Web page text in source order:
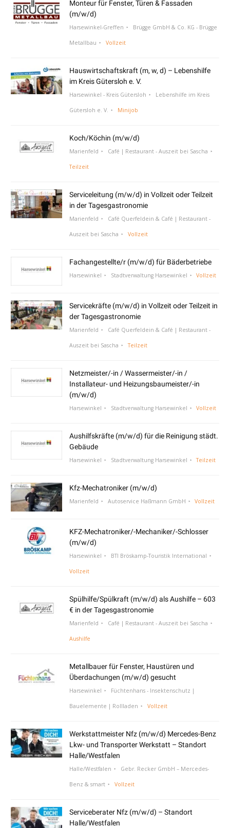
Monteur für Fenster, Türen & Fassaden
(m/w/d)
Harsewinkel-Greffen Brügge GmbH & Co. KG - Brügge
Metallbau Vollzeit
Hauswirtschaftskraft (m, w, d) – Lebenshilfe
im Kreis Gütersloh e. V.
Harsewinkel - Kreis Gütersloh Lebenshilfe im Kreis
Gütersloh e. V. Minijob
Koch/Köchin (m/w/d)
Marienfeld Café | Restaurant - Auszeit bei Sascha
Teilzeit
Serviceleitung (m/w/d) in Vollzeit oder Teilzeit
in der Tagesgastronomie
Marienfeld Café Querfeldein & Café | Restaurant -
Auszeit bei Sascha Vollzeit
Fachangestellte/r (m/w/d) für Bäderbetriebe
Harsewinkel Stadtverwaltung Harsewinkel Vollzeit
Servicekräfte (m/w/d) in Vollzeit oder Teilzeit in
der Tagesgastronomie
Marienfeld Café Querfeldein & Café | Restaurant -
Auszeit bei Sascha Teilzeit
Netzmeister/-in / Wassermeister/-in /
Installateur- und Heizungsbaumeister/-in
(m/w/d)
Harsewinkel Stadtverwaltung Harsewinkel Vollzeit
Aushilfskräfte (m/w/d) für die Reinigung städt.
Gebäude
Harsewinkel Stadtverwaltung Harsewinkel Teilzeit
Kfz-Mechatroniker (m/w/d)
Marienfeld Autoservice Haßmann GmbH Vollzeit
KFZ-Mechatroniker/-Mechaniker/-Schlosser
(m/w/d)
Harsewinkel BTI Bröskamp-Touristik International
Vollzeit
Spülhilfe/Spülkraft (m/w/d) als Aushilfe – 603
€ in der Tagesgastronomie
Marienfeld Café | Restaurant - Auszeit bei Sascha
Aushilfe
Metallbauer für Fenster, Haustüren und
Überdachungen (m/w/d) gesucht
Harsewinkel Füchtenhans - Insektenschutz |
Bauelemente | Rollladen Vollzeit
Werkstattmeister Nfz (m/w/d) Mercedes-Benz
Lkw- und Transporter Werkstatt – Standort
Halle/Westfalen
Halle/Westfalen Gebr. Recker GmbH – Mercedes-
Benz & smart Vollzeit
Serviceberater Nfz (m/w/d) – Standort
Halle/Westfalen